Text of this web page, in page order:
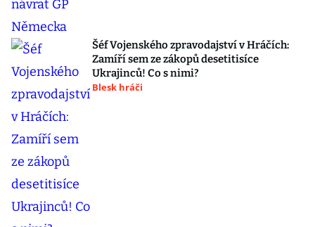
Šéf Vojenského zpravodajství v Hráčích:
Zamíří sem ze zákopů desetitisíce
Ukrajinců! Co s nimi?
Blesk hráči